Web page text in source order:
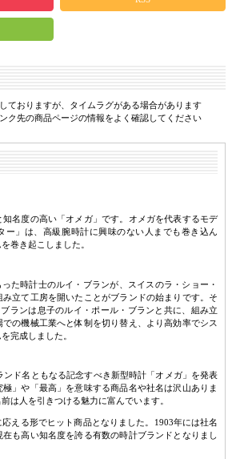
ておりますが、タイムラグがある場合があります
ク先の商品ページの情報をよく確認してください
知名度の高い「オメガ」です。オメガを代表するモデ
ー」は、高級腕時計に興味のない人までも巻き込ん
巻き起こしました。
た時計士のルイ・ブランが、スイスのラ・ショー・
み立て工房を開いたことがブランドの始まりです。そ
ランは息子のルイ・ポール・ブランと共に、組み立
の機械工業へと体制を切り替え、より高効率でシス
完成しました。
ンド名ともなる記念すべき新型時計「オメガ」を発表
」や「最高」を意味する商品名や社名は沢山ありま
は人を引きつける魅力に富んでいます。
える形でヒット商品となりました。1903年には社名
も高い知名度を誇る有数の時計ブランドとなりまし